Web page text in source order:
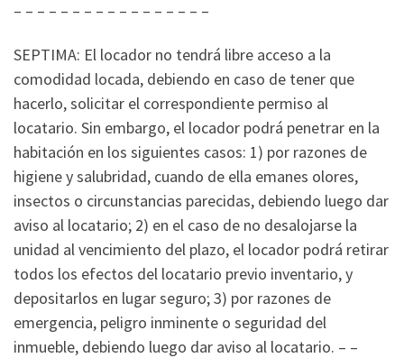
– – – – – – – – – – – – – – – – –
SEPTIMA: El locador no tendrá libre acceso a la
comodidad locada, debiendo en caso de tener que
hacerlo, solicitar el correspondiente permiso al
locatario. Sin embargo, el locador podrá penetrar en la
habitación en los siguientes casos: 1) por razones de
higiene y salubridad, cuando de ella emanes olores,
insectos o circunstancias parecidas, debiendo luego dar
aviso al locatario; 2) en el caso de no desalojarse la
unidad al vencimiento del plazo, el locador podrá retirar
todos los efectos del locatario previo inventario, y
depositarlos en lugar seguro; 3) por razones de
emergencia, peligro inminente o seguridad del
inmueble, debiendo luego dar aviso al locatario. – –